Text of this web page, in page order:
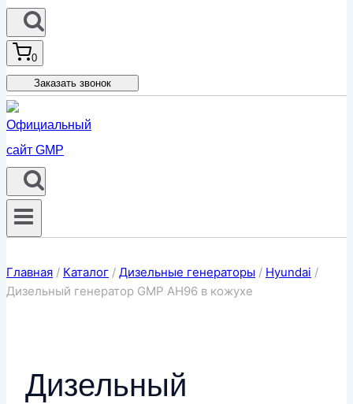
0
Заказать звонок
Главная / Каталог / Дизельные генераторы / Hyundai /
Дизельный генератор GMP AH96 в кожухе
Дизельный